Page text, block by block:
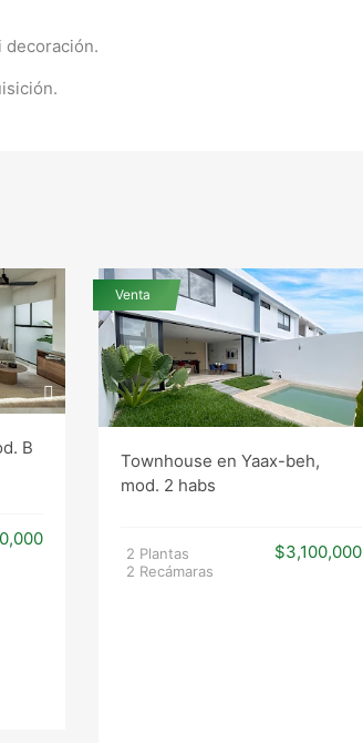
B
Venta
Townhouse en Yaax-beh,
mod. 2 habs
2 Plantas
2 Recámaras
$3,100,000